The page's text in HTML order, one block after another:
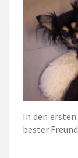
In den ersten
bester Freund